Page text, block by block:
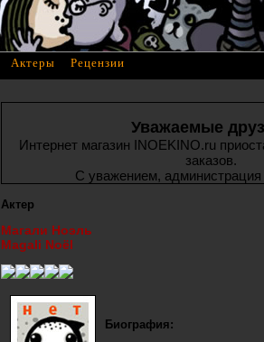
Уважаемые
Интернет магазин INOEKINO.ru
заказов.
С уважением,
Актер
Магали Ноэль
Magali Noël
Биография:
Актеры Рецензии